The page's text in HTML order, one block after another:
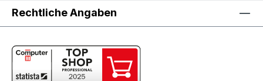
Rechtliche Angaben